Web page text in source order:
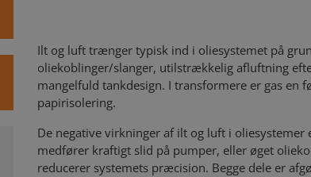
Ilt og luft trænger typisk ind i oliesystemet på
oliekoblinger/slanger, utilstrækkelig afluftning
mangelfuld tankdesign. I transformere er gas en
papirisolering.
De negative virkninger af ilt og luft i oliesystemer
medfører kraftigt slid på pumper, eller øget
reducerer systemets præcision. Begge dele er